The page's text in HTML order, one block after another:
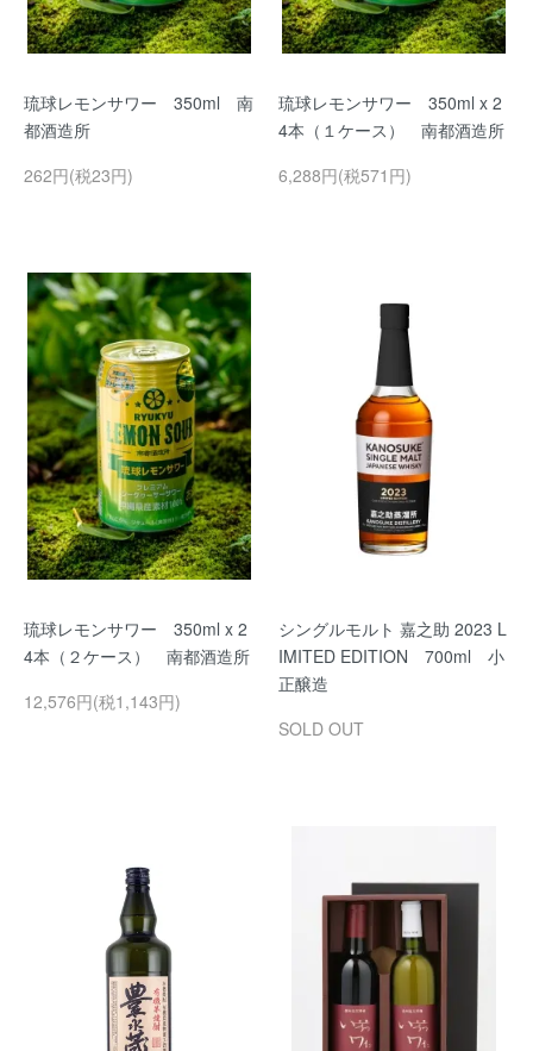
琉球レモンサワー 350ml 南
都酒造所
262円(税23円)
琉球レモンサワー 350ml x 2
4本（１ケース） 南都酒造所
6,288円(税571円)
琉球レモンサワー 350ml x 2
4本（２ケース） 南都酒造所
12,576円(税1,143円)
シングルモルト 嘉之助 2023 L
IMITED EDITION 700ml 小
正醸造
SOLD OUT